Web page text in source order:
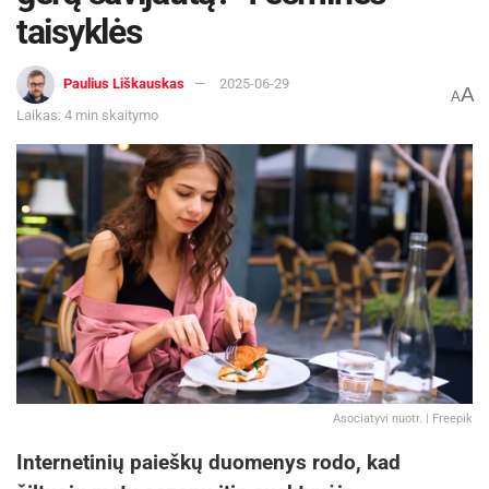
taisyklės
Paulius Liškauskas
2025-06-29
Laikas: 4 min skaitymo
AA
Asociatyvi nuotr. | Freepik
Internetinių paieškų duomenys rodo, kad